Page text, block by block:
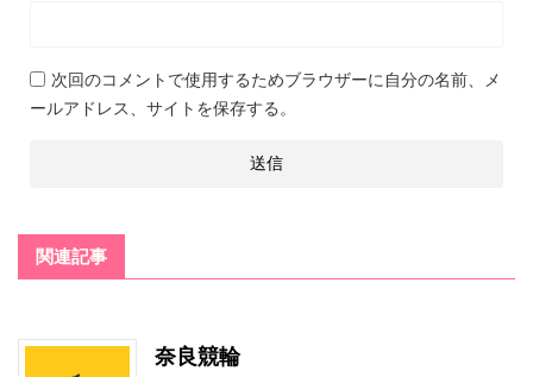
次回のコメントで使用するためブラウザーに自分の名前、メ
ールアドレス、サイトを保存する。
関連記事
奈良競輪